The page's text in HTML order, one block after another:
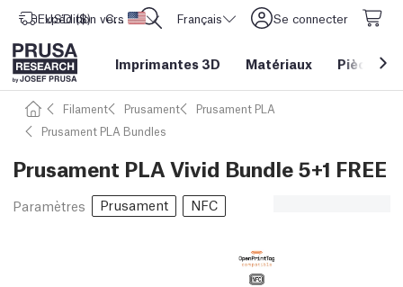
Expédition vers Etats-Unis d'Amérique
USD ($) CORE One L: Maintenant en stock ! Français Se connecter
Imprimantes 3D Matériaux Pièces&
Filament Prusament
Prusament PLA
Prusament PLA Bundles
Prusament PLA Vivid Bundle 5+1 FREE
Paramètres Prusament NFC